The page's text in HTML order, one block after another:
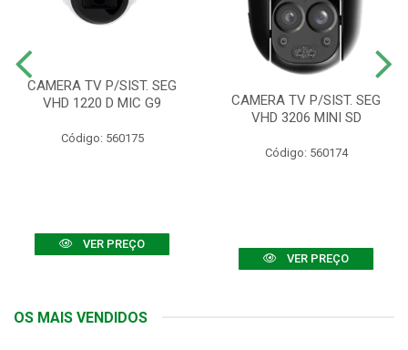
CAMERA TV P/SIST. SEG
VHD 1220 D MIC G9
Código: 560175
VER PREÇO
CAMERA TV P/SIST. SEG
VHD 3206 MINI SD
Código: 560174
VER PREÇO
OS MAIS VENDIDOS